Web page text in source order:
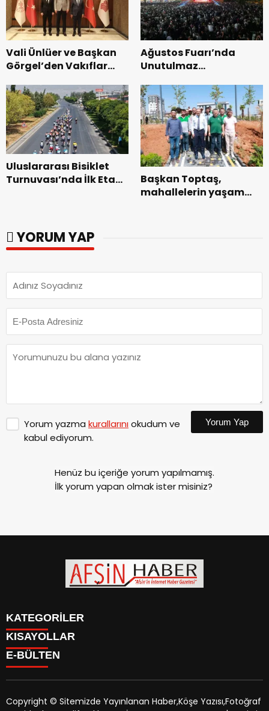
Vali Ünlüer ve Başkan
Görgel’den Vakıflar
ziyaret.
Ağustos Fuarı’nda
Unutulmaz
Uluslararası Bisiklet
Turnuvası’nda İlk Etap
Başkan Toptaş,
mahallelerin yaşam
YORUM YAP
Yorum yazma kurallarınıokudum ve
kabul ediyorum.
Yorum Yap
Henüz bu içeriğe yorum yapılmamış.
İlk yorum yapan olmak ister misiniz?
KATEGORİLER
SİYASET
EĞİTİM
MAGAZİN
KISAYOLLAR
SİYASET
EĞİTİM
KÜLTÜR SANAT
E-BÜLTEN
Copyright © Sitemizde Yayınlanan Haber,Köşe Yazısı,Fotoğraf